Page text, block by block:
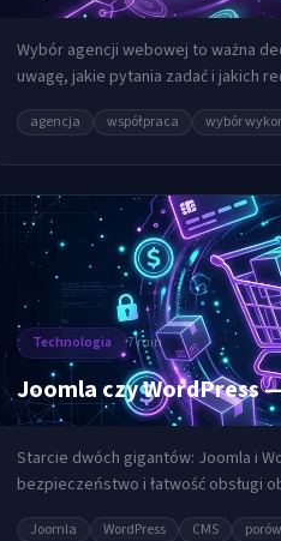
Wybór agencji webowej to ważna
uwagę, jakie pytania zadać i jakich
agencja współpraca wybór
Technologia 7 min
Joomla czy WordPress
Starcie dwóch gigantów: Joomla i
bezpieczeństwo i łatwość obsługi
Joomla WordPress CMS